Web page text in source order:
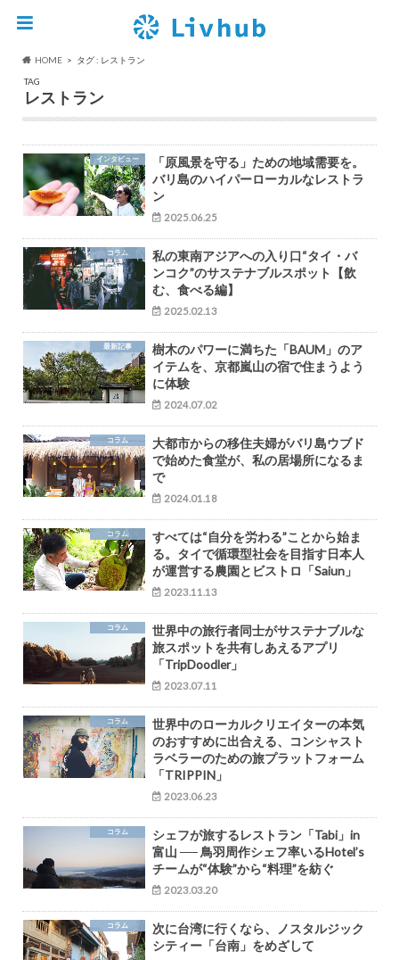
HOME
タグ : レストラン
TAG
レストラン
インタビュー
「原風景を守る」ための地域需要を。
バリ島のハイパーローカルなレストラ
ン
2025.06.25
コラム
私の東南アジアへの入り口“タイ・バ
ンコク”のサステナブルスポット【飲
む、食べる編】
2025.02.13
最新記事
樹木のパワーに満ちた「BAUM」のア
イテムを、京都嵐山の宿で住まうよう
に体験
2024.07.02
コラム
大都市からの移住夫婦がバリ島ウブド
で始めた食堂が、私の居場所になるま
で
2024.01.18
コラム
すべては“自分を労わる”ことから始ま
る。タイで循環型社会を目指す日本人
が運営する農園とビストロ「Saiun」
2023.11.13
コラム
世界中の旅行者同士がサステナブルな
旅スポットを共有しあえるアプリ
「TripDoodler」
2023.07.11
コラム
世界中のローカルクリエイターの本気
のおすすめに出合える、コンシャスト
ラベラーのための旅プラットフォーム
「TRIPPIN」
2023.06.23
コラム
シェフが旅するレストラン「Tabi」in
富山 ── 鳥羽周作シェフ率いるHotel’s
チームが“体験”から“料理”を紡ぐ
2023.03.20
コラム
次に台湾に行くなら、ノスタルジック
シティー「台南」をめざして